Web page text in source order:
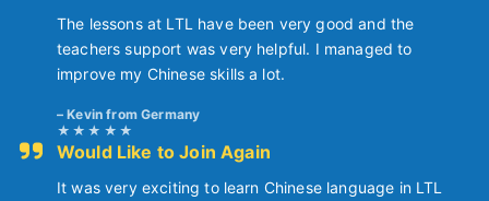
The lessons at LTL have been very good and the
teachers support was very helpful. I managed to
improve my Chinese skills a lot.
Kevin from Germany
Would Like to Join Again
It was very exciting to learn Chinese language in LTL